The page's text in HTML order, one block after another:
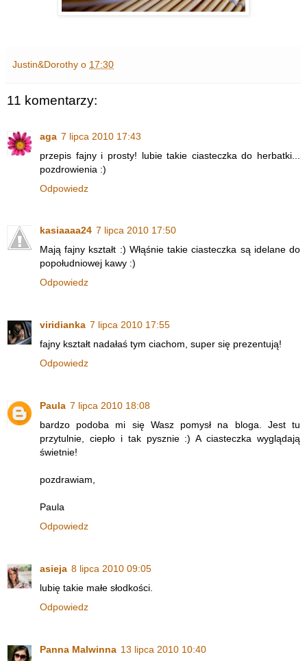
Justin&Dorothy o 17:30
11 komentarzy:
aga 7 lipca 2010 17:43
przepis fajny i prosty! lubie takie ciasteczka do herbatki...
pozdrowienia :)
Odpowiedz
kasiaaaa24 7 lipca 2010 17:50
Mają fajny kształt :) Włąśnie takie ciasteczka są idelane do
popołudniowej kawy :)
Odpowiedz
viridianka 7 lipca 2010 17:55
fajny kształt nadałaś tym ciachom, super się prezentują!
Odpowiedz
Paula 7 lipca 2010 18:08
bardzo podoba mi się Wasz pomysł na bloga. Jest tu
przytulnie, ciepło i tak pysznie :) A ciasteczka wyglądają
świetnie!
pozdrawiam,
Paula
Odpowiedz
asieja 8 lipca 2010 09:05
lubię takie małe słodkości.
Odpowiedz
Panna Malwinna 13 lipca 2010 10:40